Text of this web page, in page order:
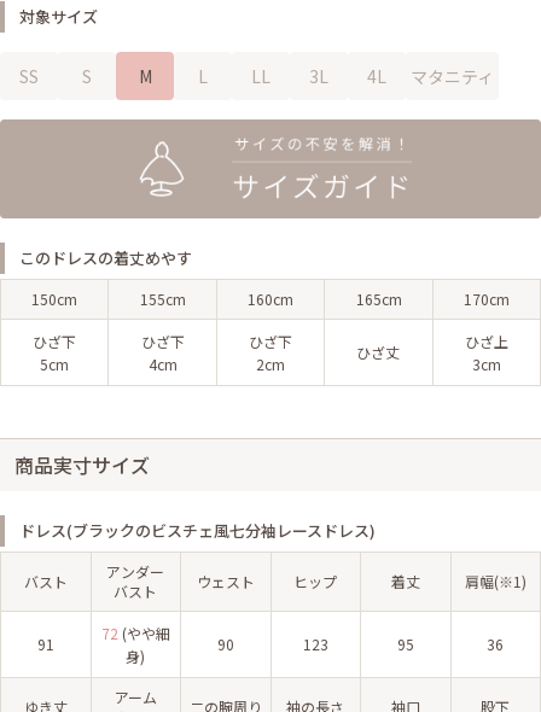
対象サイズ
SS S M L LL 3L 4L マタニティ
このドレスの着丈めやす
150cm 155cm 160cm 165cm 170cm
ひざ下
5cm
ひざ下
4cm
ひざ下
2cm
ひざ丈
ひざ上
3cm
商品実寸サイズ
ドレス(ブラックのビスチェ風七分袖レースドレス)
バスト
アンダー
バスト
ウェスト ヒップ 着丈 肩幅(※1)
91
72 (やや細
身)
90 123 95 36
ゆき丈
アーム
二の腕周り 袖の長さ 袖口 股下